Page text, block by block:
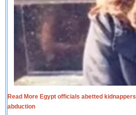
Read More Egypt officials abetted
abduction